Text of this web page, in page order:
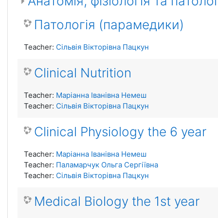
Патологія (парамедики)
Teacher: Сільвія Вікторівна Пацкун
Clinical Nutrition
Teacher: Маріанна Іванівна Немеш
Teacher: Сільвія Вікторівна Пацкун
Clinical Physiology the 6 year
Teacher: Маріанна Іванівна Немеш
Teacher: Паламарчук Ольга Сергіївна
Teacher: Сільвія Вікторівна Пацкун
Medical Biology the 1st year